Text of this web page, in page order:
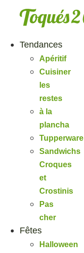
Tendances
Apéritif
Cuisiner
les
restes
à la
plancha
Tupperware
Sandwichs
Croques
et
Crostinis
Pas
cher
Fêtes
Halloween